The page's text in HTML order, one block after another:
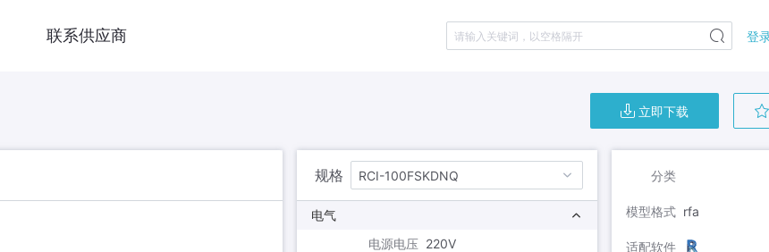
联系供应商 请输入关键词，以空格隔开 登
立即下载
规格 RCI-100FSKDNQ
电气
电源电压 220V
分类
模型格式 rfa
适配软件